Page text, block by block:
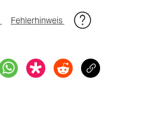
Fehlerhinweis